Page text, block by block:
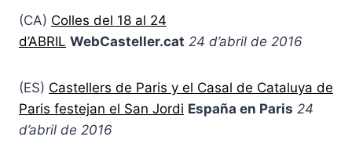
(CA) Colles del 18 al 24
d’ABRIL WebCasteller.cat 24 d’abril de 2016
(ES) Castellers de Paris y el Casal de Cataluya de
Paris festejan el San Jordi España en Paris 24
d’abril de 2016